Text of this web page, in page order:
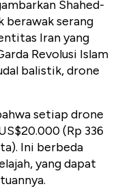
Shahed-
berawak serang
Iran yang
Revolusi Islam
balistik, drone
setiap drone
(Rp 336
Ini berbeda
yang dapat